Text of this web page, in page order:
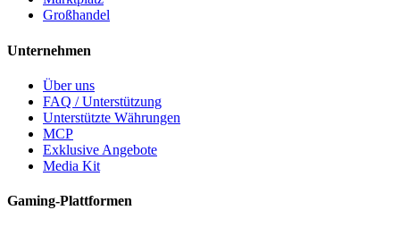
Großhandel
Unternehmen
Über uns
FAQ / Unterstützung
Unterstützte Währungen
MCP
Exklusive Angebote
Media Kit
Gaming-Plattformen